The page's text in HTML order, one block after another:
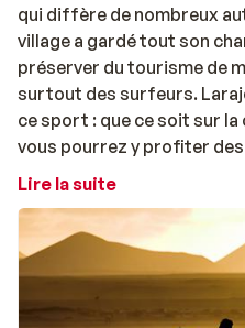
qui diffère de nombreux
village a gardé tout son
préserver du tourisme de
surtout des surfeurs.
ce sport : que ce soit sur
vous pourrez y profiter des
outre, vous rencontrerez
touristes dorment encore,
sont principalement
région, qui pourront vous
les environs. Un marché
Lire la suite